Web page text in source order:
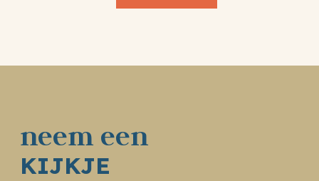
neem een
KIJKJE